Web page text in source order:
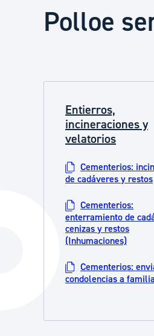
Salud Pública,
Participación
La ciudad ahora
La ciudad futura
Polloe
Entierros,
incineraciones y
velatorios
Cementerios:
de cadáveres y restos
Cementerios:
enterramiento de
cenizas y restos
(Inhumaciones)
Cementerios:
condolencias a